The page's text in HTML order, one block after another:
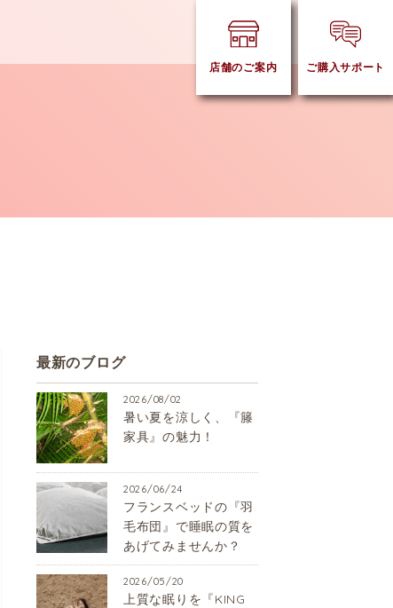
店舗のご案内 ご購入サポート
最新のブログ
2026/08/02
暑い夏を涼しく、『籐
家具』の魅力！
2026/06/24
フランスベッドの『羽
毛布団』で睡眠の質を
あげてみませんか？
2026/05/20
上質な眠りを『KING